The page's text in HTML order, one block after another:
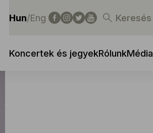
Hun/Eng Keresés
Koncertek és jegyekRólunkMédia